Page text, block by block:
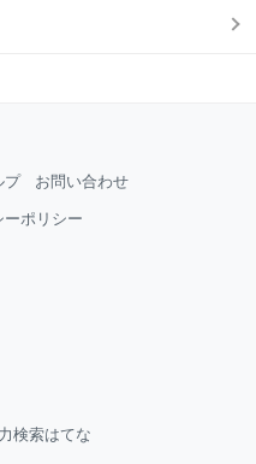
プ お問い合わせ
ーポリシー
検索はてな